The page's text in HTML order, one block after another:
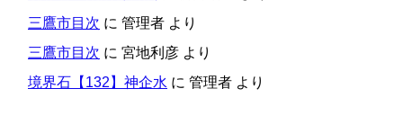
三鷹市目次 に 管理者 より
三鷹市目次 に 宮地利彦 より
境界石【132】神企水 に 管理者 より